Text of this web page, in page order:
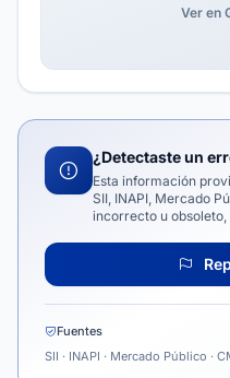
Ver en
¿Detectaste un
Esta información
SII, INAPI, Mercado
incorrecto u obsoleto,
Fuentes
SII · INAPI · Mercado Público ·